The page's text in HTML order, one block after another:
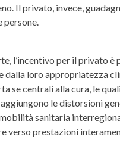
Il privato, invece,
persone.
l’incentivo per il privato
dalla loro appropriatezza
se centrali alla cura, le
le distorsioni
sanitaria
verso prestazioni